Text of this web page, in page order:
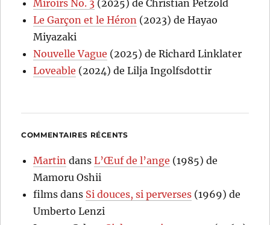
Miroirs No. 3 (2025) de Christian Petzold
Le Garçon et le Héron (2023) de Hayao
Miyazaki
Nouvelle Vague (2025) de Richard Linklater
Loveable (2024) de Lilja Ingolfsdottir
COMMENTAIRES RÉCENTS
Martin dansL’Œuf de l’ange (1985) de
Mamoru Oshii
films dans Si douces, si perverses (1969) de
Umberto Lenzi